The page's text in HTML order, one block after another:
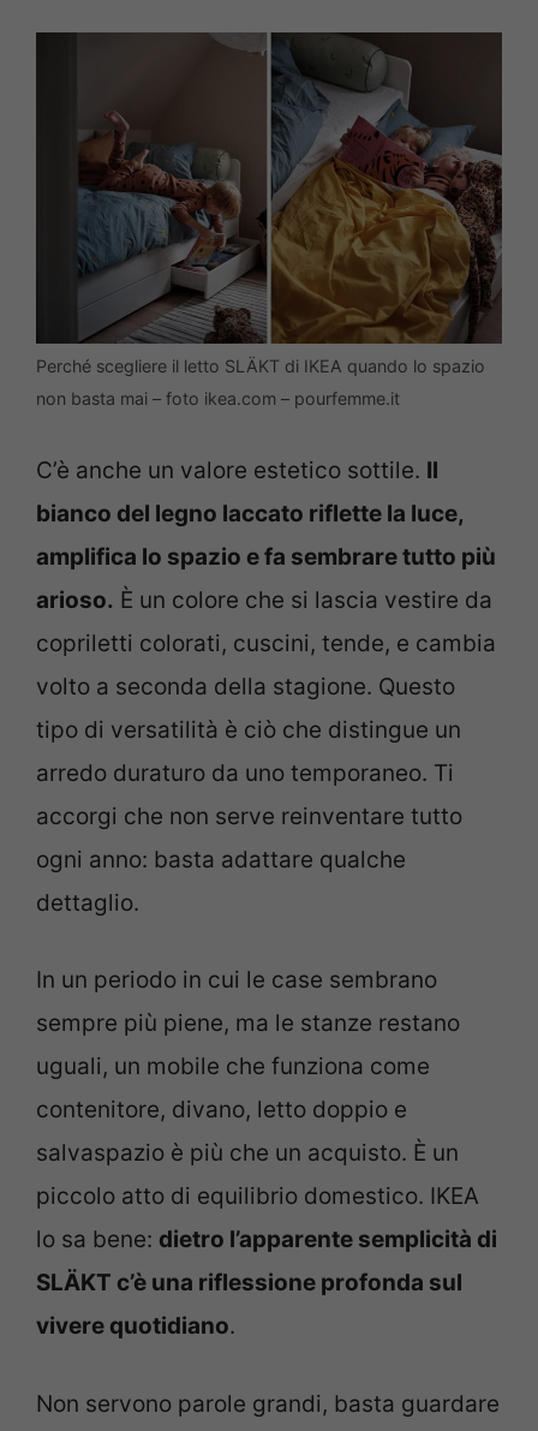
Perché scegliere il letto SLÄKT di IKEA quando lo spazio
non basta mai – foto ikea.com – pourfemme.it
C’è anche un valore estetico sottile. Il
bianco del legno laccato riflette la luce,
amplifica lo spazio e fa sembrare tutto più
arioso. È un colore che si lascia vestire da
copriletti colorati, cuscini, tende, e cambia
volto a seconda della stagione. Questo
tipo di versatilità è ciò che distingue un
arredo duraturo da uno temporaneo. Ti
accorgi che non serve reinventare tutto
ogni anno: basta adattare qualche
dettaglio.
In un periodo in cui le case sembrano
sempre più piene, ma le stanze restano
uguali, un mobile che funziona come
contenitore, divano, letto doppio e
salvaspazio è più che un acquisto. È un
piccolo atto di equilibrio domestico. IKEA
lo sa bene: dietro l’apparente semplicità di
SLÄKT c’è una riflessione profonda sul
vivere quotidiano.
Non servono parole grandi, basta guardare